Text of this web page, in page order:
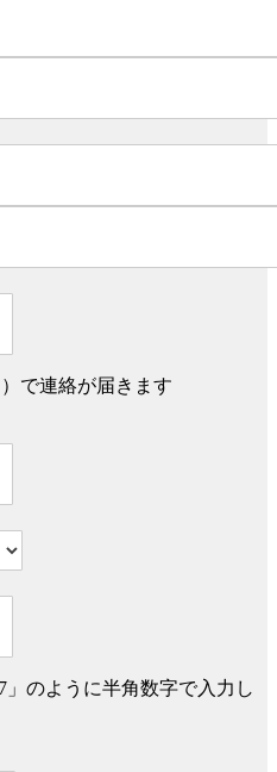
で連絡が届きます
」のように半角数字で入力し